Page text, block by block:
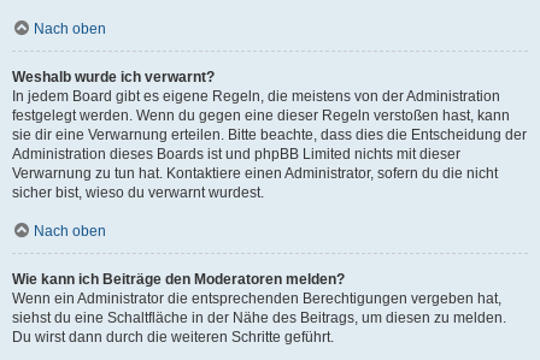
Nach oben
Weshalb wurde ich verwarnt?
In jedem Board gibt es eigene Regeln, die meistens von der Administration
festgelegt werden. Wenn du gegen eine dieser Regeln verstoßen hast, kann
sie dir eine Verwarnung erteilen. Bitte beachte, dass dies die Entscheidung der
Administration dieses Boards ist und phpBB Limited nichts mit dieser
Verwarnung zu tun hat. Kontaktiere einen Administrator, sofern du die nicht
sicher bist, wieso du verwarnt wurdest.
Nach oben
Wie kann ich Beiträge den Moderatoren melden?
Wenn ein Administrator die entsprechenden Berechtigungen vergeben hat,
siehst du eine Schaltfläche in der Nähe des Beitrags, um diesen zu melden.
Du wirst dann durch die weiteren Schritte geführt.